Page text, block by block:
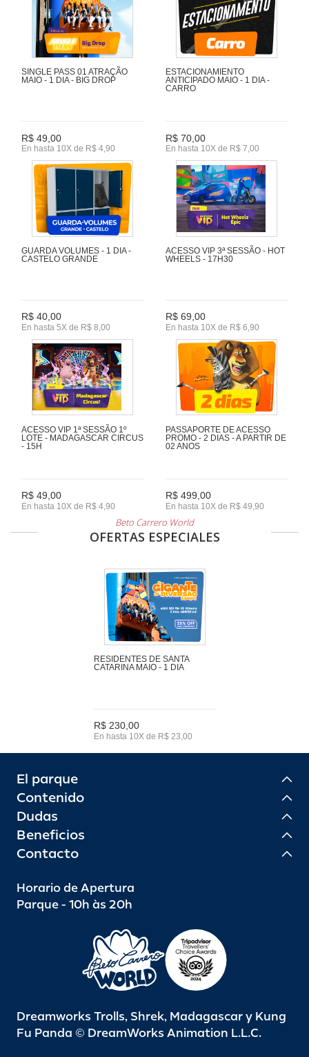
SINGLE PASS 01 ATRAÇÃO
MAIO - 1 DIA - BIG DROP
R$ 49,00
En hasta 10X de R$ 4,90
ESTACIONAMIENTO
ANTICIPADO MAIO - 1 DIA -
CARRO
R$ 70,00
En hasta 10X de R$ 7,00
GUARDA VOLUMES - 1 DIA -
CASTELO GRANDE
R$ 40,00
En hasta 5X de R$ 8,00
ACESSO VIP 3ª SESSÃO - HOT
WHEELS - 17H30
R$ 69,00
En hasta 10X de R$ 6,90
ACESSO VIP 1ª SESSÃO 1º
LOTE - MADAGASCAR CIRCUS
- 15H
R$ 49,00
En hasta 10X de R$ 4,90
PASSAPORTE DE ACESSO
PROMO - 2 DIAS - A PARTIR DE
02 ANOS
R$ 499,00
En hasta 10X de R$ 49,90
Beto Carrero World
OFERTAS ESPECIALES
RESIDENTES DE SANTA
CATARINA MAIO - 1 DIA
R$ 230,00
En hasta 10X de R$ 23,00
El parque
Contenido
Dudas
Beneficios
Contacto
Horario de Apertura
Parque - 10h às 20h
Dreamworks Trolls, Shrek, Madagascar y Kung
Fu Panda © DreamWorks Animation L.L.C.